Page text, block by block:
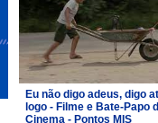
Eu não digo adeus, digo
logo - Filme e Bate-Papo
Cinema - Pontos MIS